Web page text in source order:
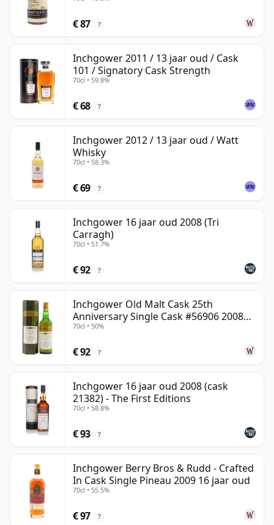
€ 87 ?
Inchgower 2011 / 13 jaar oud / Cask
101 / Signatory Cask Strength
70cl • 59.8%
€ 68 ?
Inchgower 2012 / 13 jaar oud / Watt
Whisky
70cl • 58.3%
€ 69 ?
Inchgower 16 jaar oud 2008 (Tri
Carragh)
70cl • 51.7%
€ 92 ?
Inchgower Old Malt Cask 25th
Anniversary Single Cask #56906 2008
15 jaar oud
70cl • 50%
€ 92 ?
Inchgower 16 jaar oud 2008 (cask
21382) - The First Editions
70cl • 58.8%
€ 93 ?
Inchgower Berry Bros & Rudd - Crafted
In Cask Single Pineau 2009 16 jaar oud
70cl • 55.5%
€ 97 ?